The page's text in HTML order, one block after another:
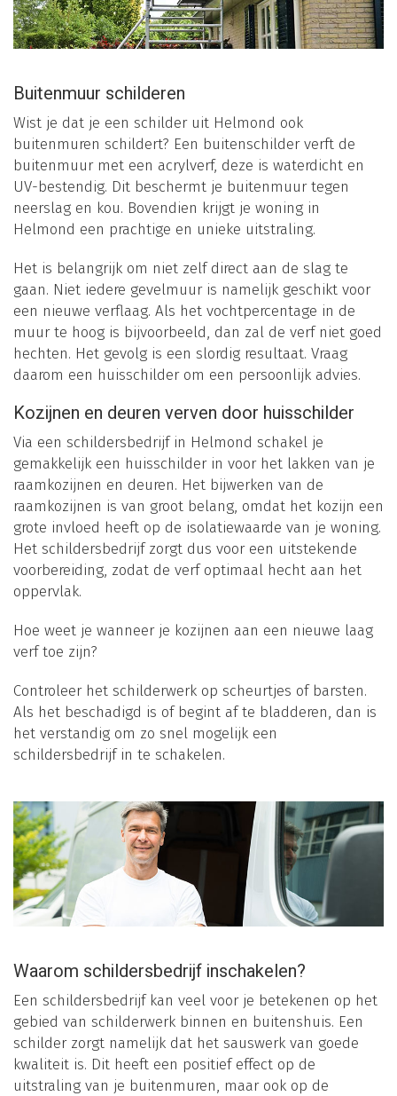
Buitenmuur schilderen
Wist je dat je een schilder uit Helmond ook
buitenmuren schildert? Een buitenschilder verft de
buitenmuur met een acrylverf, deze is waterdicht en
UV-bestendig. Dit beschermt je buitenmuur tegen
neerslag en kou. Bovendien krijgt je woning in
Helmond een prachtige en unieke uitstraling.
Het is belangrijk om niet zelf direct aan de slag te
gaan. Niet iedere gevelmuur is namelijk geschikt voor
een nieuwe verflaag. Als het vochtpercentage in de
muur te hoog is bijvoorbeeld, dan zal de verf niet goed
hechten. Het gevolg is een slordig resultaat. Vraag
daarom een huisschilder om een persoonlijk advies.
Kozijnen en deuren verven door huisschilder
Via een schildersbedrijf in Helmond schakel je
gemakkelijk een huisschilder in voor het lakken van je
raamkozijnen en deuren. Het bijwerken van de
raamkozijnen is van groot belang, omdat het kozijn een
grote invloed heeft op de isolatiewaarde van je woning.
Het schildersbedrijf zorgt dus voor een uitstekende
voorbereiding, zodat de verf optimaal hecht aan het
oppervlak.
Hoe weet je wanneer je kozijnen aan een nieuwe laag
verf toe zijn?
Controleer het schilderwerk op scheurtjes of barsten.
Als het beschadigd is of begint af te bladderen, dan is
het verstandig om zo snel mogelijk een
schildersbedrijf in te schakelen.
Waarom schildersbedrijf inschakelen?
Een schildersbedrijf kan veel voor je betekenen op het
gebied van schilderwerk binnen en buitenshuis. Een
schilder zorgt namelijk dat het sauswerk van goede
kwaliteit is. Dit heeft een positief effect op de
uitstraling van je buitenmuren, maar ook op de